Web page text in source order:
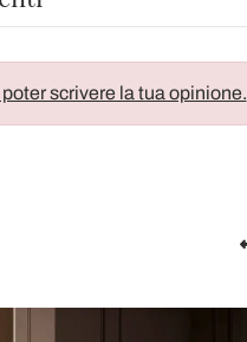
scrivere la tua opinione.